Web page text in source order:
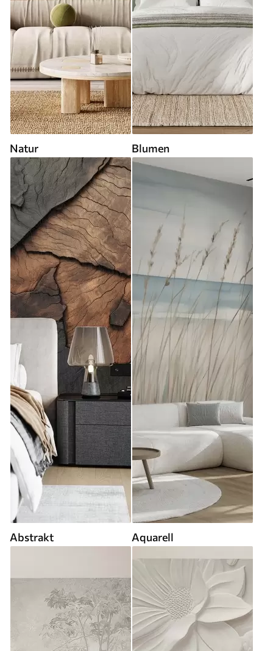
Natur Blumen
Abstrakt Aquarell